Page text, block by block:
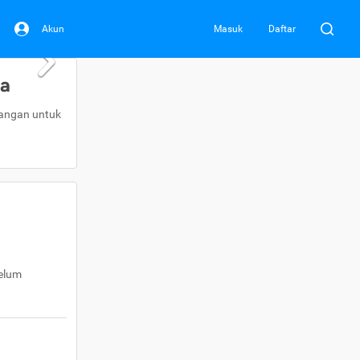
Akun Masuk Daftar
untuk